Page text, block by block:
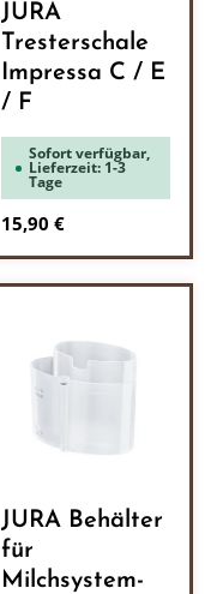
JURA
Tresterschale
Impressa C / E
/ F
Sofort verfügbar,
Lieferzeit: 1-3
Tage
Regulärer Preis:
15,90 €
JURA Behälter
für
Milchsystem-